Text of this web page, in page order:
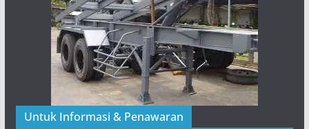
Untuk Informasi & Penawaran